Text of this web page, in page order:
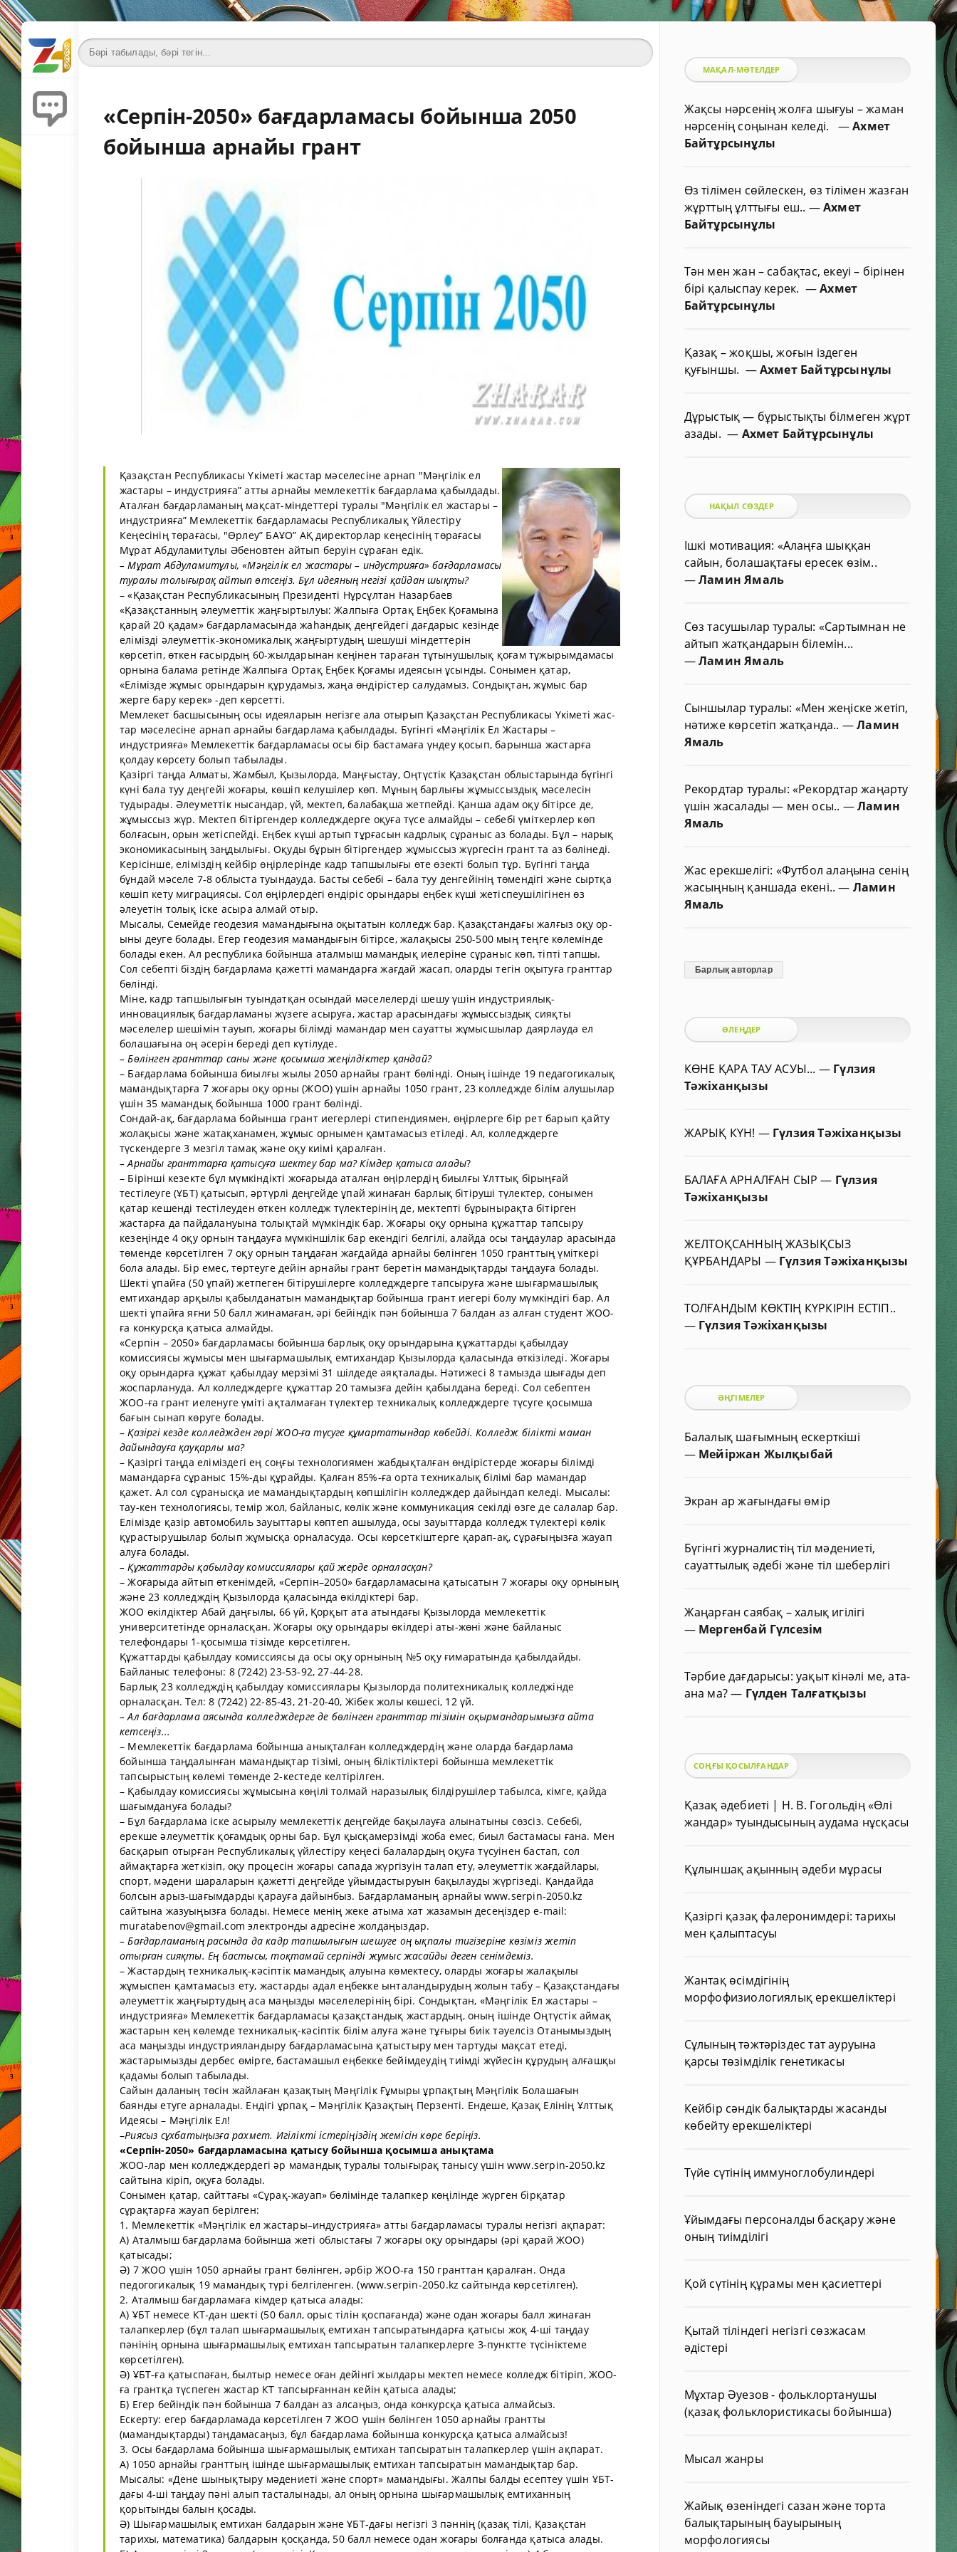
«Серпін-2050» бағдарламасы бойынша 2050
бойынша арнайы грант
Қазақстан Республикасы Үкіметі жастар мәселесіне арнап "Мәңгілік ел
жастары – индустрияға” атты арнайы мемлекеттік бағдарлама қабылдады.
Аталған бағдарламаның мақсат-міндеттері туралы "Мәңгілік ел жастары –
индустрияға” Мемлекеттік бағдарламасы Республикалық Үйлестіру
Кеңесінің төрағасы, "Өрлеу” БАҰО” АҚ директорлар кеңесінің төрағасы
Мұрат Абдуламитұлы Әбеновтен айтып беруін сұраған едік.
– Мұрат Абдуламитұлы, «Мәңгілік ел жастары – индустрияға» бағдарламасы
туралы толығырақ айтып өтсеңіз. Бұл идеяның негізі қайдан шықты?
– «Қазақстан Республикасының Президенті Нұрсұлтан Назарбаев
«Қазақстанның әлеуметтік жаңғыртылуы: Жалпыға Ортақ Еңбек Қоғамына
қарай 20 қадам» бағдарламасында жаhандық деңгейдегі дағдарыс кезінде
елімізді әлеуметтік-экономикалық жаңғыртудың шешуші міндеттерін
көрсетіп, өткен ғасырдың 60-жылдарынан кеңінен тараған тұтынушылық қоғам тұжырымдамасы
орнына балама ретінде Жалпыға Ортақ Еңбек Қоғамы идеясын ұсынды. Сонымен қатар,
«Елімізде жұмыс орындарын құрудамыз, жаңа өндірістер салудамыз. Сондықтан, жұмыс бар
жерге бару керек» -деп көрсетті.
Мемлекет басшысының осы идеяларын негізге ала отырып Қазақстан Республикасы Үкіметі жас­
тар мәселесіне арнап арнайы бағдарлама қабылдады. Бүгінгі «Мәңгілік Ел Жастары –
индустрияға» Мемлекеттік бағдарламасы осы бір бастамаға үндеу қосып, барынша жастарға
қолдау көрсету болып табылады.
Қазіргі таңда Алматы, Жамбыл, Қызылорда, Маңғыстау, Оңтүстік Қазақстан облыстарында бүгінгі
күні бала туу деңгейі жоғары, көшіп келушілер көп. Мұның барлығы жұмыссыздық мәселесін
тудырады. Әлеуметтік нысандар, үй, мектеп, балабақша жетпейді. Қанша адам оқу бітірсе де,
жұмыссыз жүр. Мектеп бітіргендер колледждерге оқуға түсе алмайды – себебі үміткерлер көп
болғасын, орын жетіспейді. Еңбек күші артып тұрғасын кадрлық сұраныс аз болады. Бұл – нарық
экономикасының заңдылығы. Оқуды бұрын бітіргендер жұмыссыз жүргесін грант та аз бөлінеді.
Керісінше, еліміздің кейбір өңірлерінде кадр тапшылығы өте өзекті болып тұр. Бүгінгі таңда
бұндай мәселе 7-8 облыста туындауда. Басты себебі – бала туу денгейінің төмендігі және сыртқа
көшіп кету миграциясы. Сол өңірлердегі өндіріс орындары еңбек күші жетіспеушілігінен өз
әлеуетін толық іске асыра алмай отыр.
Мысалы, Семейде геодезия мамандығына оқытатын колледж бар. Қазақстандағы жалғыз оқу ор­
ы­ны деуге болады. Егер геодезия мамандығын бітірсе, жалақысы 250-500 мың теңге көлемінде
болады екен. Ал республика бойынша аталмыш мамандық иелеріне сұраныс көп, тіпті тапшы.
Сол себепті біздің бағдарлама қажетті мамандарға жағдай жасап, оларды тегін оқытуға гранттар
бөлінді.
Міне, кадр тапшылығын туындатқан осындай мәселелерді шешу үшін индустриялық-
инновациялық бағдарламаны жүзеге асыруға, жастар арасындағы жұмыссыздық сияқты
мәселелер шешімін тауып, жоғары білімді мамандар мен сауатты жұмысшылар даярлауда ел
болашағына оң әсерін береді деп күтілуде.
– Бөлінген гранттар саны және қосымша жеңілдіктер қандай?
– Бағдарлама бойынша биылғы жылы 2050 арнайы грант бөлінді. Оның ішінде 19 педагогикалық
мамандықтарға 7 жоғары оқу орны (ЖОО) үшін арнайы 1050 грант, 23 колледжде білім алушылар
үшін 35 мамандық бойынша 1000 грант бөлінді.
Сондай-ақ, бағдарлама бойынша грант иегерлері стипендиямен, өңірлерге бір рет барып қайту
жолақысы және жатақханамен, жұмыс орнымен қамтамасыз етіледі. Ал, колледждерге
түскендерге 3 мезгіл тамақ және оқу киімі қаралған.
– Арнайы гранттарға қатысуға шектеу бар ма? Кімдер қатыса алады?
– Бірінші кезекте бұл мүмкіндікті жоғарыда аталған өңірлердің биылғы Ұлттық бірыңғай
тестілеуге (ҰБТ) қатысып, әртүрлі деңгейде ұпай жинаған барлық бітіруші түлектер, сонымен
қатар кешенді тестілеуден өткен колледж түлектерінің де, мектепті бұрынырақта бітірген
жастарға да пайдалануына толықтай мүмкіндік бар. Жоғары оқу орнына құжаттар тапсыру
кезеңінде 4 оқу орнын таңдауға мүмкіншілік бар екендігі белгілі, алайда осы таңдаулар арасында
төменде көрсетілген 7 оқу орнын таңдаған жағдайда арнайы бөлінген 1050 гранттың үміткері
бола алады. Бір емес, төртеуге дейін арнайы грант беретін мамандықтарды таңдауға болады.
Шекті ұпайға (50 ұпай) жетпеген бітірушілерге колледждерге тапсыруға және шығармашылық
емтихандар арқылы қабылданатын мамандықтар бойынша грант иегері болу мүмкіндігі бар. Ал
шекті ұпайға яғни 50 балл жинамаған, әрі бейіндік пән бойынша 7 балдан аз алған студент ЖОО-
ға конкурсқа қатыса алмайды.
«Серпін – 2050» бағдарламасы бойынша барлық оқу орындарына құжаттарды қабылдау
комиссиясы жұмысы мен шығармашылық емтихандар Қызылорда қаласында өткізіледі. Жоғары
оқу орындарға құжат қабылдау мерзімі 31 шілдеде аяқталады. Нәтижесі 8 тамызда шығады деп
жоспарлануда. Ал колледждерге құжаттар 20 тамызға дейін қабылдана береді. Сол себептен
ЖОО-ға грант иеленуге үміті ақталмаған түлектер техникалық колледждерге түсуге қосымша
бағын сынап көруге болады.
– Қазіргі кезде колледжден гөрі ЖОО-ға түсуге құмартатындар көбейді. Колледж білікті маман
дайындауға қауқарлы ма?
– Қазіргі таңда еліміздегі ең соңғы технологиямен жабдықталған өндірістерде жоғары білімді
мамандарға сұраныс 15%-ды құрайды. Қалған 85%-ға орта техникалық білімі бар мамандар
қажет. Ал сол сұранысқа ие мамандықтардың көпшілігін колледждер дайындап келеді. Мысалы:
тау-кен технологиясы, темір жол, байланыс, көлік және коммуникация секілді өзге де салалар бар.
Елімізде қазір автомобиль зауыттары көптеп ашылуда, осы зауыттарда колледж түлектері көлік
құрастырушылар болып жұмысқа орналасуда. Осы көрсеткіштерге қарап-ақ, сұрағыңызға жауап
алуға болады.
– Құжаттарды қабылдау комиссиялары қай жерде орналасқан?
– Жоғарыда айтып өткенімдей, «Серпін–2050» бағдарламасына қатысатын 7 жоғары оқу орнының
және 23 колледждің Қызылорда қаласында өкілдіктері бар.
ЖОО өкілдіктер Абай даңғылы, 66 үй, Қорқыт ата атындағы Қызылорда мемлекеттік
университетінде орналасқан. Жоғары оқу орындары өкілдері аты-жөні және байланыс
телефондары 1-қосымша тізімде көрсетілген.
Құжаттарды қабылдау комиссиясы да осы оқу орнының №5 оқу ғимаратында қабылдайды.
Байланыс телефоны: 8 (7242) 23-53-92, 27-44-28.
Барлық 23 колледждің қабылдау комиссиялары Қызылорда политехникалық колледжінде
орналасқан. Тел: 8 (7242) 22-85-43, 21-20-40, Жібек жолы көшесі, 12 үй.
– Ал бағдарлама аясында колледждерге де бөлінген гранттар тізімін оқырмандарымызға айта
кетсеңіз...
– Мемлекеттік бағдарлама бойынша анықталған колледждердің және оларда бағдарлама
бойынша таңдалынған мамандықтар тізімі, оның біліктіліктері бойынша мемлекеттік
тапсырыстың көлемі төменде 2-кестеде келтірілген.
– Қабылдау комиссиясы жұмысына көңілі толмай наразылық білдірушілер табылса, кімге, қайда
шағымдануға болады?
– Бұл бағдарлама іске асырылу мемлекеттік деңгейде бақылауға алынатыны сөзсіз. Себебі,
ерекше әлеуметтік қоғамдық орны бар. Бұл қысқамерзімді жоба емес, биыл бастамасы ғана. Мен
басқарып отырған Республикалық үйлестіру кеңесі балалардың оқуға түсуінен бастап, сол
аймақтарға жеткізіп, оқу процесін жоғары сапада жүргізуін талап ету, әлеуметтік жағдайлары,
спорт, мәдени шараларын қажетті деңгейде ұйымдастыруын бақылауды жүргізеді. Қандайда
болсын арыз-шағымдарды қарауға дайынбыз. Бағдарламаның арнайы www.serpin-2050.kz
сайтына жазуыңызға болады. Немесе менің жеке атыма хат жазамын десеңіздер e-mail:
muratabenov@gmail.com электронды адресіне жолдаңыздар.
– Бағдарламаның расында да кадр тапшылығын шешуге оң ықпалы тигізеріне көзіміз жетіп
отырған сияқты. Ең бастысы, тоқтамай серпінді жұмыс жасайды деген сенімдеміз.
– Жастардың техникалық-кәсіптік мамандық алуына көмектесу, оларды жоғары жалақылы
жұмыспен қамтамасыз ету, жастарды адал еңбекке ынталандырудың жолын табу – Қазақстандағы
әлеу­меттік жаңғыртудың аса маңызды мәселелерінің бірі. Сондықтан, «Мәңгілік Ел жастары –
индустрияға» Мемлекеттік бағдарламасы қазақстандық жастардың, оның ішінде Оңтүстік аймақ
жас­тарын кең көлемде техникалық-кәсіптік білім алуға және тұғыры биік тәуелсіз Отанымыздың
аса маңызды индустрияландыру бағдарламасына қатыстыру мен тартуды мақсат етеді,
жастарымызды дербес өмірге, бас­тамашыл еңбекке бейімдеудің тиімді жүйесін құрудың алғашқы
қадамы болып табылады.
Сайын даланың төсін жайлаған қазақтың Мәңгілік Ғұмыры ұрпақтың Мәңгілік Болашағын
баянды етуге арналады. Ендігі ұрпақ – Мәңгілік Қазақтың Перзенті. Ендеше, Қазақ Елінің Ұлттық
Идеясы – Мәңгілік Ел!
–Риясыз сұхбатыңызға рахмет. Игілікті істеріңіздің жемісін көре беріңіз.
«Серпін-2050» бағдарламасына қатысу бойынша қосымша анықтама
ЖОО-лар мен колледждердегі әр мамандық туралы толығырақ танысу үшін www.serpin-2050.kz
сайтына кіріп, оқуға болады.
Сонымен қатар, сайттағы «Сұрақ-жауап» бөлімінде талапкер көңілінде жүрген бірқатар
сұрақтарға жауап берілген:
1. Мемлекеттік «Мәңгілік ел жастары–индустрияға» атты бағдарламасы туралы негізгі ақпарат:
А) Аталмыш бағдарлама бойынша жеті облыстағы 7 жоғары оқу орындары (әрі қарай ЖОО)
қатысады;
Ә) 7 ЖОО үшін 1050 арнайы грант бөлінген, әрбір ЖОО-ға 150 гранттан қаралған. Онда
педогогикалық 19 мамандық түрі белгіленген. (www.serpin-2050.kz сайтында көрсетілген).
2. Аталмыш бағдарламаға кімдер қатыса алады:
А) ҰБТ немесе КТ-дан шекті (50 балл, орыс тілін қоспағанда) және одан жоғары балл жинаған
талапкерлер (бұл талап шығармашылық емтихан тапсыратындарға қатысы жоқ 4-ші таңдау
пәнінің орнына шығармашылық емтихан тапсыратын талапкерлерге 3-пунктте түсініктеме
көрсетілген).
Ә) ҰБТ-ға қатыспаған, былтыр немесе оған дейінгі жылдары мектеп немесе колледж бітіріп, ЖОО-
ға грантқа түспеген жастар КТ тапсырғаннан кейін қатыса алады;
Б) Егер бейіндік пән бойынша 7 балдан аз алсаңыз, онда конкурсқа қатыса алмайсыз.
Ескерту: егер бағдарламада көрсетілген 7 ЖОО үшін бөлінген 1050 арнайы грантты
(мамандықтарды) таңдамасаңыз, бұл бағдарлама бойынша конкурсқа қатыса алмайсыз!
3. Осы бағдарлама бойынша шығармашылық емтихан тапсыратын талапкерлер үшін ақпарат.
А) 1050 арнайы гранттың ішінде шығармашылық емтихан тапсыратын мамандықтар бар.
Мысалы: «Дене шынықтыру мәдениеті және спорт» мамандығы. Жалпы балды есептеу үшін ҰБТ-
дағы 4-ші таңдау пәні алып тасталынады, ал оның орнына шығармашылық емтиханның
қорытынды балын қосады.
Ә) Шығармашылық емтихан балдарын және ҰБТ-дағы негізгі 3 пәннің (қазақ тілі, Қазақстан
тарихы, математика) балдарын қосқанда, 50 балл немесе одан жоғары болғанда қатыса алады.
МАҚАЛ-МӘТЕЛДЕР
Жақсы нәрсенің жолға шығуы – жаман
нәрсенің соңынан келеді. —Ахмет
Байтұрсынұлы
Өз тілімен сөйлескен, өз тілімен жазған
жұрттың ұлттығы еш.. —Ахмет
Байтұрсынұлы
Тән мен жан – сабақтас, екеуі – бірінен
бірі қалыспау керек. —Ахмет
Байтұрсынұлы
Қазақ – жоқшы, жоғын іздеген
қуғыншы. —Ахмет Байтұрсынұлы
Дұрыстық — бұрыстықты білмеген жұрт
азады.— Ахмет Байтұрсынұлы
НАҚЫЛ СӨЗДЕР
Ішкі мотивация: «Алаңға шыққан
сайын, болашақтағы ересек өзім..
—Ламин Ямаль
Сөз тасушылар туралы: «Сартымнан не
айтып жатқандарын білемін...
—Ламин Ямаль
Сыншылар туралы: «Мен жеңіске жетіп,
нәтиже көрсетіп жатқанда.. —Ламин
Ямаль
Рекордтар туралы: «Рекордтар жаңарту
үшін жасалады — мен осы.. —Ламин
Ямаль
Жас ерекшелігі: «Футбол алаңына сенің
жасыңның қаншада екені..— Ламин
Ямаль
Барлық авторлар
ӨЛЕҢДЕР
КӨНЕ ҚАРА ТАУ АСУЫ... — Гүлзия
Тәжіханқызы
ЖАРЫҚ КҮН! — Гүлзия Тәжіханқызы
БАЛАҒА АРНАЛҒАН СЫР— Гүлзия
Тәжіханқызы
ЖЕЛТОҚСАННЫҢ ЖАЗЫҚСЫЗ
ҚҰРБАНДАРЫ — Гүлзия Тәжіханқызы
ТОЛҒАНДЫМ КӨКТІҢ КҮРКІРІН ЕСТІП..
— Гүлзия Тәжіханқызы
ӘҢГІМЕЛЕР
Балалық шағымның ескерткіші
— Мейіржан Жылқыбай
Экран ар жағындағы өмір
Бүгінгі журналистің тіл мәдениеті,
сауаттылық әдебі және тіл шеберлігі
Жаңарған саябақ – халық игілігі
— Мергенбай Гүлсезім
Тәрбие дағдарысы: уақыт кінәлі ме, ата-
ана ма?— Гүлден Талғатқызы
СОҢҒЫ ҚОСЫЛҒАНДАР
Қазақ әдебиеті | Н. В. Гогольдің «Өлі
жандар» туындысының аудама нұсқасы
Құлыншақ ақынның әдеби мұрасы
Қазіргі қазақ фалеронимдері: тарихы
мен қалыптасуы
Жантақ өсімдігінің
морфофизиологиялық ерекшеліктері
Сұлының тәжтәріздес тат ауруына
қарсы төзімділік генетикасы
Кейбір сәндік балықтарды жасанды
көбейту ерекшеліктері
Түйе сүтінің иммуноглобулиндері
Ұйымдағы персоналды басқару және
оның тиімділігі
Қой сүтінің құрамы мен қасиеттері
Қытай тіліндегі негізгі сөзжасам
әдістері
Мұхтар Әуезов - фольклортанушы
(қазақ фольклористикасы бойынша)
Мысал жанры
Жайық өзеніндегі сазан және торта
балықтарының бауырының
морфологиясы